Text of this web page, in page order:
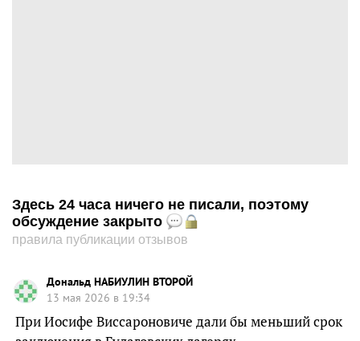
Здесь 24 часа ничего не писали, поэтому
обсуждение закрыто
правила публикации отзывов
Дональд НАБИУЛИН ВТОРОЙ
13 мая 2026 в 19:34
При Иосифе Виссароновиче дали бы меньший срок